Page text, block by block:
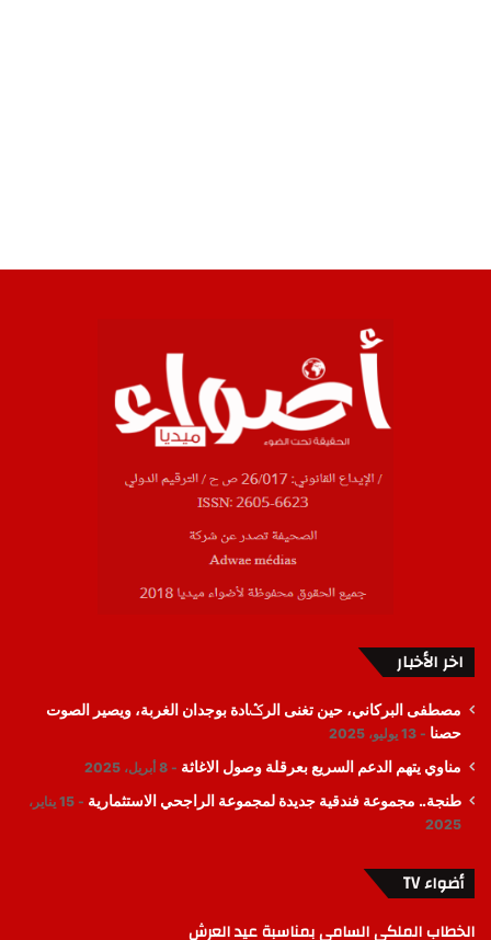
اخر الأخبار
مصطفى البركاني، حين تغنى الرݣادة بوجدان الغربة، ويصير الصوت
حصنا
13 يوليو، 2025
مناوي يتهم الدعم السريع بعرقلة وصول الاغاثة 8 أبريل، 2025
طنجة.. مجموعة فندقية جديدة لمجموعة الراجحي الاستثمارية
15 يناير،
2025
أضواء TV
الخطاب الملكي السامي بمناسبة عيد العرش